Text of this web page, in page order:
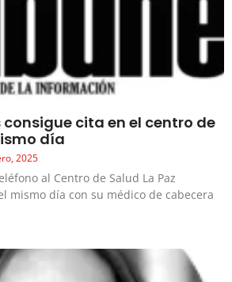
consigue cita en el centro de
día
2025
al Centro de Salud La Paz
mismo día con su médico de cabecera